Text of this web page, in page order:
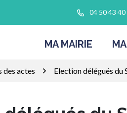
04 50 43 40
MA MAIRIE
des actes Election délégués du